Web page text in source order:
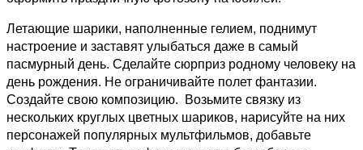
Летающие шарики, наполненные гелием, поднимут
настроение и заставят улыбаться даже в самый
пасмурный день. Сделайте сюрприз родному человеку на
день рождения. Не ограничивайте полет фантазии.
Создайте свою композицию.  Возьмите связку из
нескольких круглых цветных шариков, нарисуйте на них
персонажей популярных мультфильмов, добавьте